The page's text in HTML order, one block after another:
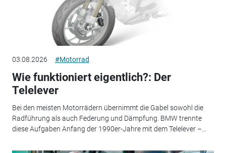
03.08.2026 #Motorrad
Wie funktioniert eigentlich?: Der
Telelever
Bei den meisten Motorrädern übernimmt die Gabel sowohl die
Radführung als auch Federung und Dämpfung. BMW trennte
diese Aufgaben Anfang der 1990er-Jahre mit dem Telelever –...